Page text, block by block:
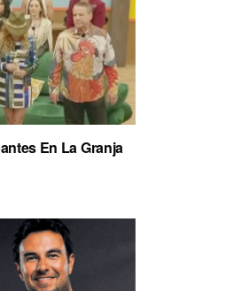
En La Granja